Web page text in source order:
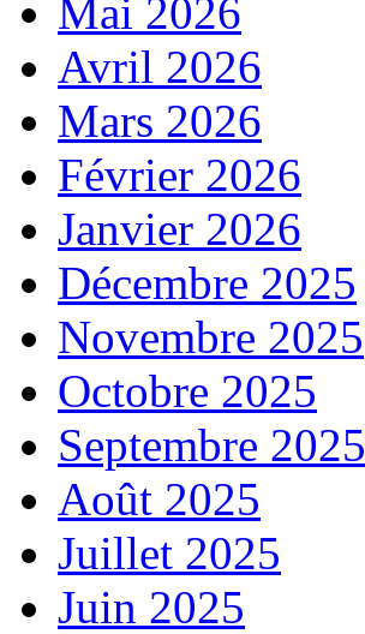
Mai 2026
Avril 2026
Mars 2026
Février 2026
Janvier 2026
Décembre 2025
Novembre 2025
Octobre 2025
Septembre 2025
Août 2025
Juillet 2025
Juin 2025